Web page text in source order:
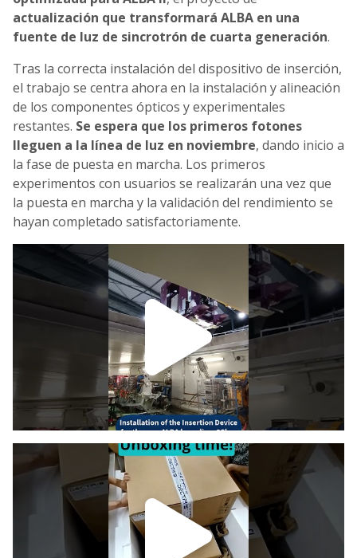
actualización que transformará ALBA en una
fuente de luz de sincrotrón de cuarta generación.
Tras la correcta instalación del dispositivo de inserción,
el trabajo se centra ahora en la instalación y alineación
de los componentes ópticos y experimentales
restantes. Se espera que los primeros fotones
lleguen a la línea de luz en noviembre, dando inicio a
la fase de puesta en marcha. Los primeros
experimentos con usuarios se realizarán una vez que
la puesta en marcha y la validación del rendimiento se
hayan completado satisfactoriamente.